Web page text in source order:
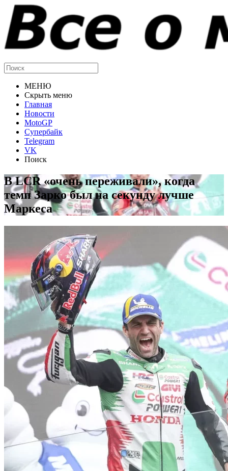
МЕНЮ
Скрыть меню
Главная
Новости
MotoGP
Супербайк
Telegram
VK
Поиск
В LCR «очень переживали», когда
темп Зарко был на секунду лучше
Маркеса